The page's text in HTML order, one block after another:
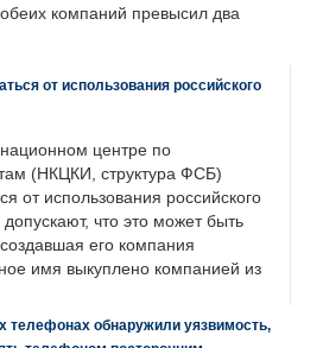
компаний превысил два
от использования российского
центре по
(НКЦКИ, структура ФСБ)
от использования российского
что это может быть
его компания
имя выкуплено компанией из
телефонах обнаружили уязвимость,